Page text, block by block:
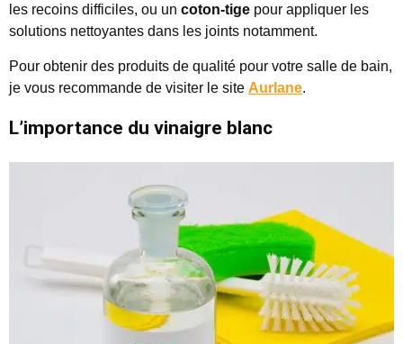
les recoins difficiles, ou un coton-tige pour appliquer les
solutions nettoyantes dans les joints notamment.
Pour obtenir des produits de qualité pour votre salle de bain,
je vous recommande de visiter le site Aurlane.
L’importance du vinaigre blanc